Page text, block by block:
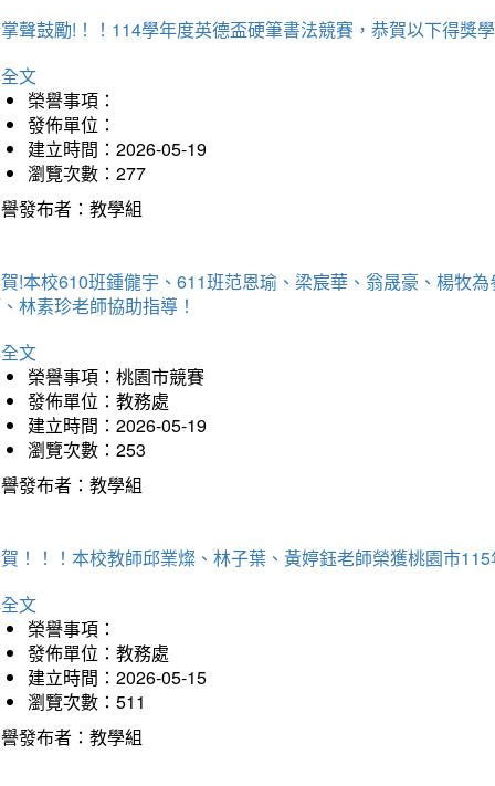
聲鼓勵!！！114學年度英德盃硬筆書法競賽，恭賀以下得獎
文
榮譽事項：
發佈單位：
建立時間：2026-05-19
瀏覽次數：277
發布者：教學組
!本校610班鍾儱宇、611班范恩瑜、梁宸華、翁晟豪、楊牧
林素珍老師協助指導！
文
榮譽事項：桃園市競賽
發佈單位：教務處
建立時間：2026-05-19
瀏覽次數：253
發布者：教學組
！！！本校教師邱業燦、林子葉、黃婷鈺老師榮獲桃園市
文
榮譽事項：
發佈單位：教務處
建立時間：2026-05-15
瀏覽次數：511
發布者：教學組